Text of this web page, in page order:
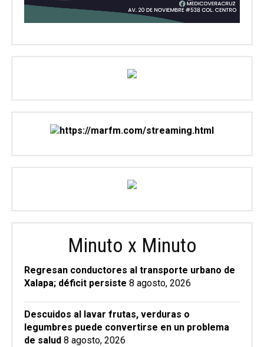
Minuto x Minuto
Regresan conductores al transporte urbano de
Xalapa; déficit persiste 8 agosto, 2026
Descuidos al lavar frutas, verduras o
legumbres puede convertirse en un problema
de salud 8 agosto, 2026